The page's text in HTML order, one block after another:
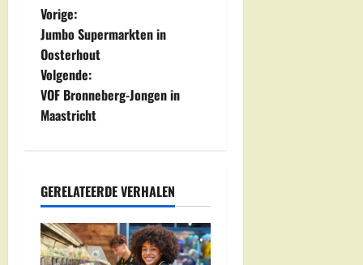
B
e
r
i
h
t
Vorige:
Jumbo Supermarkten in
Oosterhout
Volgende:
VOF Bronneberg-Jongen in
Maastricht
GERELATEERDE VERHALEN